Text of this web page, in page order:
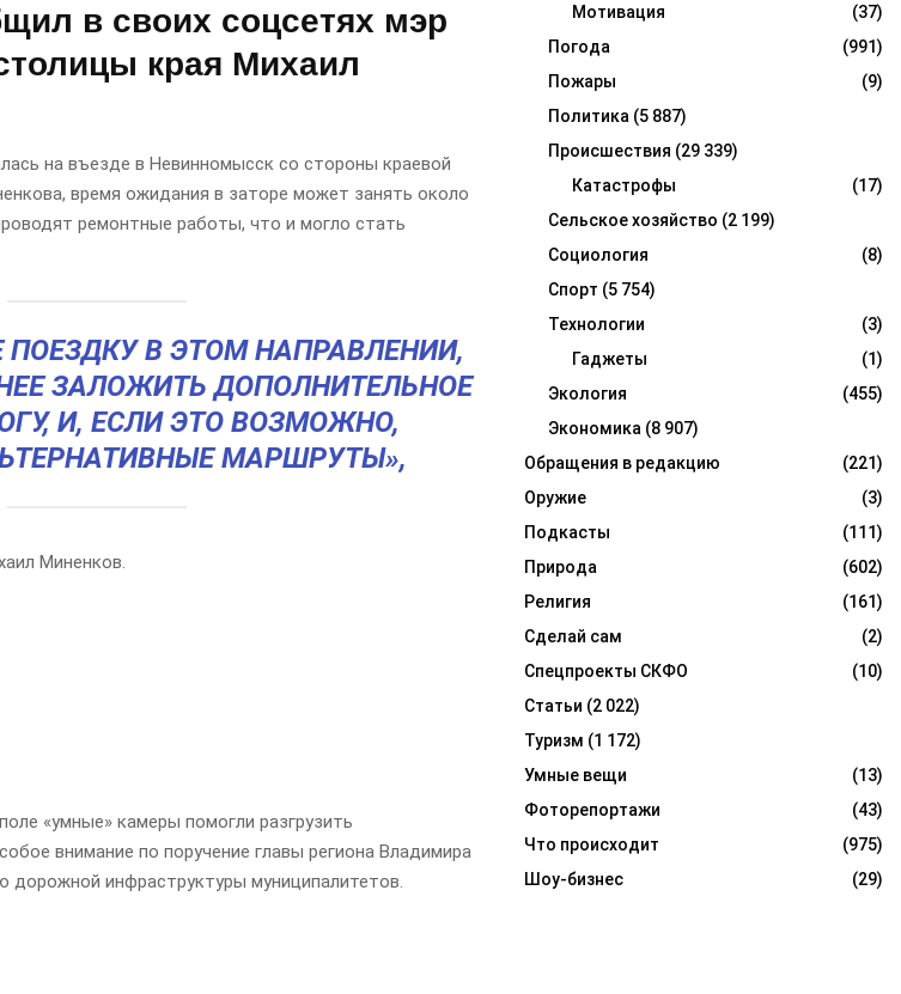
в своих соцсетях мэр
края Михаил
на въезде в Невинномысск со стороны краевой
время ожидания в заторе может занять около
ремонтные работы, что и могло стать
ПОЕЗДКУ В ЭТОМ НАПРАВЛЕНИИ,
ЗАЛОЖИТЬ ДОПОЛНИТЕЛЬНОЕ
И, ЕСЛИ ЭТО ВОЗМОЖНО,
МАРШРУТЫ»,
Миненков.
«умные» камеры помогли разгрузить
внимание по поручение главы региона Владимира
дорожной инфраструктуры муниципалитетов.
Мотивация
(37)
Погода
(991)
Пожары
(9)
Политика (5 887)
Происшествия (29 339)
Катастрофы
(17)
Сельское хозяйство (2 199)
Социология
(8)
Спорт (5 754)
Технологии
(3)
Гаджеты
(1)
Экология
(455)
Экономика (8 907)
Обращения в редакцию
(221)
Оружие
(3)
Подкасты
(111)
Природа
(602)
Религия
(161)
Сделай сам
(2)
Спецпроекты СКФО
(10)
Статьи (2 022)
Туризм (1 172)
Умные вещи
(13)
Фоторепортажи
(43)
Что происходит
(975)
Шоу-бизнес
(29)